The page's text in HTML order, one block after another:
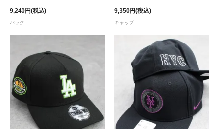
9,240円(税込)
バッグ
9,350円(税込)
キャップ